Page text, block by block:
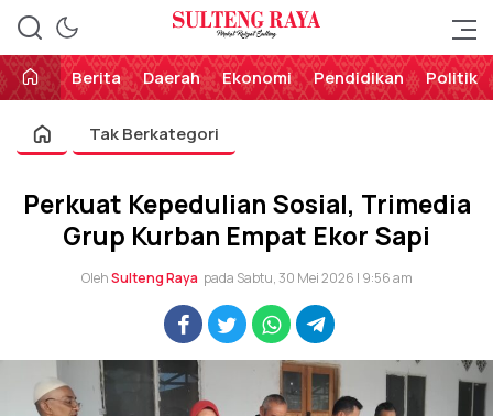
Sulteng Raya
Perekat Rakyat Sulteng
Berita
Daerah Ekonomi Pendidikan Politik
Tak Berkategori
Perkuat Kepedulian Sosial, Trimedia
Grup Kurban Empat Ekor Sapi
OlehSulteng Raya pada Sabtu, 30 Mei 2026 | 9:56 am